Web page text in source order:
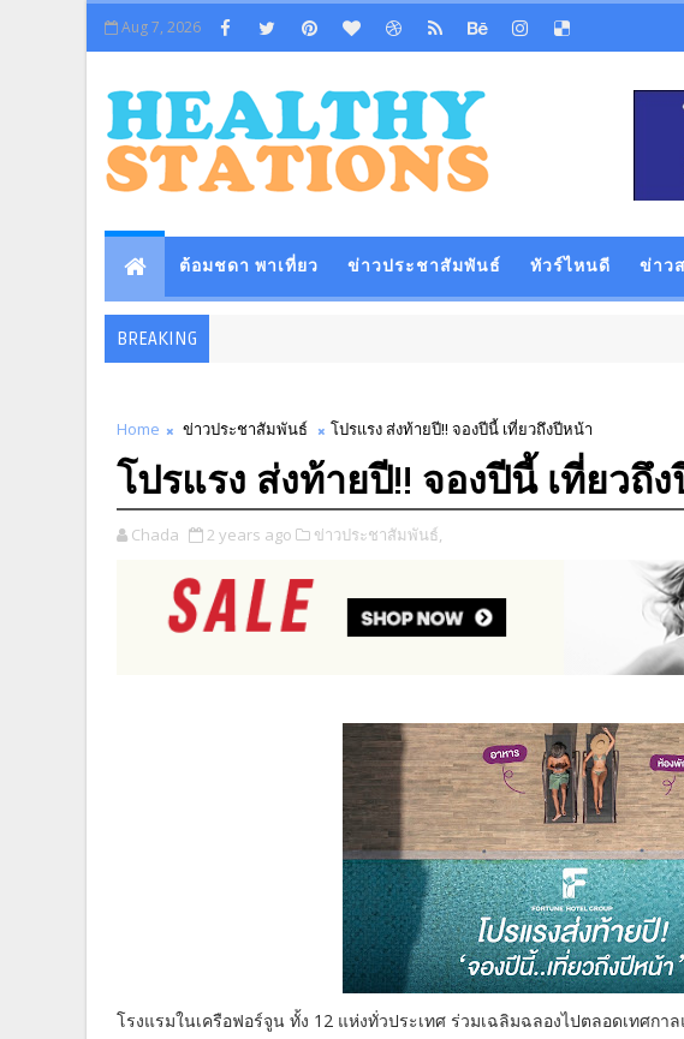
Aug 7, 2026
ต้อมชดา พาเที่ยว ข่าวประชาสัมพันธ์ ทัวร์ไหนดี ข่าว
BREAKING
Home ข่าวประชาสัมพันธ์ โปรแรง ส่งท้ายปี!! จองปีนี้ เที่ยวถึงปีหน้า
โปรแรง ส่งท้ายปี!! จองปีนี้ เที่ยวถึ
Chada 2 years ago ข่าวประชาสัมพันธ์,
โรงแรมในเครือฟอร์จูน ทั้ง 12 แห่งทั่วประเทศ ร่วมเฉลิมฉลองไปตลอดเทศก